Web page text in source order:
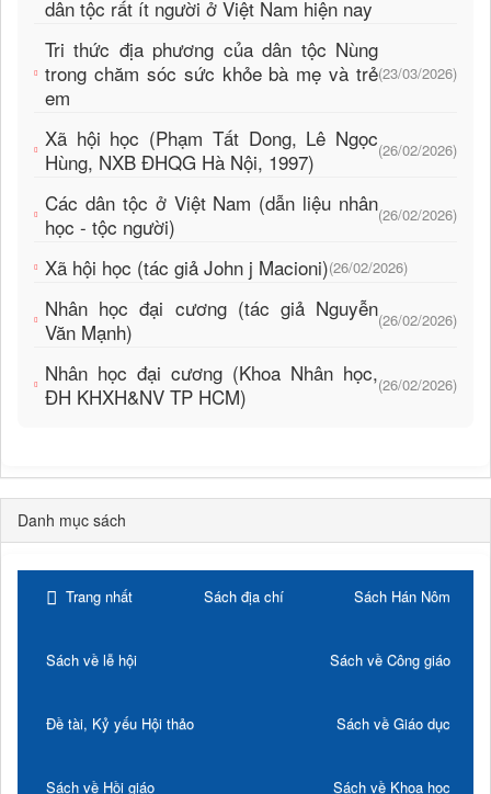
dân tộc rất ít người ở Việt Nam hiện nay
Tri thức địa phương của dân tộc Nùng
trong chăm sóc sức khỏe bà mẹ và trẻ
em
(23/03/2026)
Xã hội học (Phạm Tất Dong, Lê Ngọc
Hùng, NXB ĐHQG Hà Nội, 1997)
(26/02/2026)
Các dân tộc ở Việt Nam (dẫn liệu nhân
học - tộc người)
(26/02/2026)
Xã hội học (tác giả John j Macioni)(26/02/2026)
Nhân học đại cương (tác giả Nguyễn
Văn Mạnh)
(26/02/2026)
Nhân học đại cương (Khoa Nhân học,
ĐH KHXH&NV TP HCM)
(26/02/2026)
Danh mục sách
Trang nhất Sách địa chí Sách Hán Nôm
Sách về lễ hội Sách về Công giáo
Đề tài, Kỷ yếu Hội thảo Sách về Giáo dục
Sách về Hồi giáo Sách về Khoa học